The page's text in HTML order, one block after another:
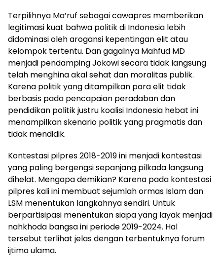
Terpilihnya Ma’ruf sebagai cawapres memberikan
legitimasi kuat bahwa politik di Indonesia lebih
didominasi oleh arogansi kepentingan elit atau
kelompok tertentu. Dan gagalnya Mahfud MD
menjadi pendamping Jokowi secara tidak langsung
telah menghina akal sehat dan moralitas publik.
Karena politik yang ditampilkan para elit tidak
berbasis pada pencapaian peradaban dan
pendidikan politik justru koalisi Indonesia hebat ini
menampilkan skenario politik yang pragmatis dan
tidak mendidik.
Kontestasi pilpres 2018-2019 ini menjadi kontestasi
yang paling bergengsi sepanjang pilkada langsung
dihelat. Mengapa demikian? Karena pada kontestasi
pilpres kali ini membuat sejumlah ormas Islam dan
LSM menentukan langkahnya sendiri. Untuk
berpartisipasi menentukan siapa yang layak menjadi
nahkhoda bangsa ini periode 2019-2024. Hal
tersebut terlihat jelas dengan terbentuknya forum
ijtima ulama.